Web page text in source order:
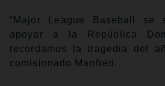
“Major League Baseball se
apoyar a la República
recordamos la tragedia del
comisionado Manfred.